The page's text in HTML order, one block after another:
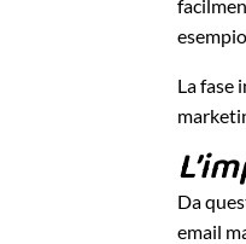
esempio
La fase
Da
email